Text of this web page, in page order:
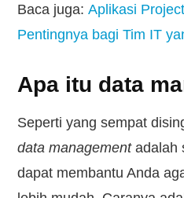
Baca juga:Aplikasi
Pentingnya bagi Tim IT
Apa itu data
Seperti yang sempat
data managementadalah
dapat membantu Anda